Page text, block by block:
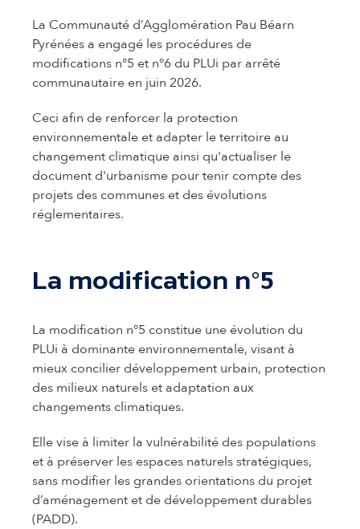
La Communauté d’Agglomération Pau Béarn
Pyrénées a engagé les procédures de
modifications n°5 et n°6 du PLUi par arrêté
communautaire en juin 2026.
Ceci afin de renforcer la protection
environnementale et adapter le territoire au
changement climatique ainsi qu'actualiser le
document d'urbanisme pour tenir compte des
projets des communes et des évolutions
réglementaires.
La modification n°5
La modification n°5 constitue une évolution du
PLUi à dominante environnementale, visant à
mieux concilier développement urbain, protection
des milieux naturels et adaptation aux
changements climatiques.
Elle vise à limiter la vulnérabilité des populations
et à préserver les espaces naturels stratégiques,
sans modifier les grandes orientations du projet
d’aménagement et de développement durables
(PADD).